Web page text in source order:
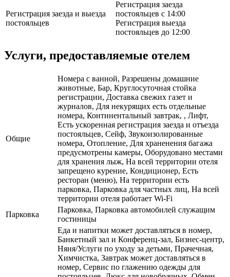
Регистрация заезда и выезда
постояльцев
Регистрация заезда
постояльцев с 14:00
Регистрация выезда
постояльцев до 12:00
Услуги, предоставляемые отелем
Общие
Номера с ванной, Разрешены домашние
животные, Бар, Круглосуточная стойка
регистрации, Доставка свежих газет и
журналов, Для некурящих есть отдельные
номера, Континентальный завтрак, , Лифт,
Есть ускоренная регистрация заезда и отъезда
постояльцев, Сейф, Звукоизолированные
номера, Отопление, Для храненения багажа
предусмотрены камеры, Оборудовано местами
для хранения лыж, На всей территории отеля
запрещено курение, Кондиционер, Есть
ресторан (меню), На территории есть
парковка, Парковка для частных лиц, На всей
территории отеля работает Wi-Fi
Парковка
Парковка, Парковка автомобилей служащим
гостиницы
Еда и напитки может доставляться в номер,
Банкетный зал и Конференц-зал, Бизнес-центр,
Няня/Услуги по уходу за детьми, Прачечная,
Химчистка, Завтрак может доставляться в
номер, Сервис по глажению одежды для